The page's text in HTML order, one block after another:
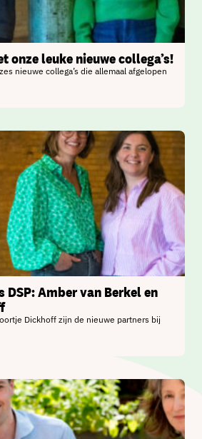
onze leuke nieuwe collega’s!
nieuwe collega’s die allemaal afgelopen
DSP: Amber van Berkel en
Dickhoff zijn de nieuwe partners bij